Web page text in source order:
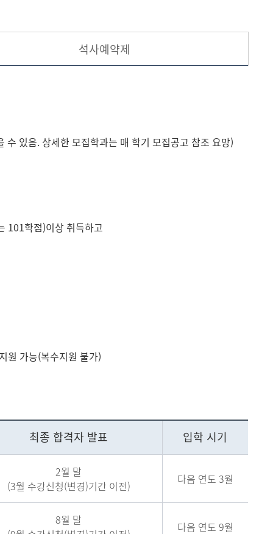
석사예약제
있음. 상세한 모집학과는 매 학기 모집공고 참조 요망)
101학점)이상 취득하고
원 가능(복수지원 불가)
최종 합격자 발표 입학 시기
2월 말
(3월 수강신청(변경)기간 이전)
다음 연도 3월
8월 말
다음 연도 9월